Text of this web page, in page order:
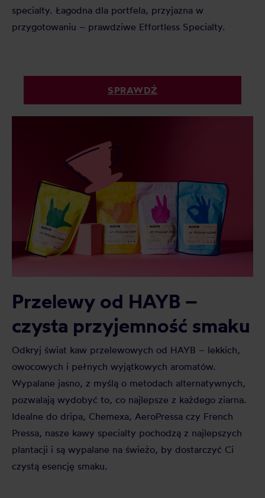
specialty. Łagodna dla portfela, przyjazna w
przygotowaniu – prawdziwe Effortless Specialty.
SPRAWDŹ
Przelewy od HAYB –
czysta przyjemność smaku
Odkryj świat kaw przelewowych od HAYB – lekkich,
owocowych i pełnych wyjątkowych aromatów.
Wypalane jasno, z myślą o metodach alternatywnych,
pozwalają wydobyć to, co najlepsze z każdego ziarna.
Idealne do dripa, Chemexa, AeroPressa czy French
Pressa, nasze kawy specialty pochodzą z najlepszych
plantacji i są wypalane na świeżo, by dostarczyć Ci
czystą esencję smaku.